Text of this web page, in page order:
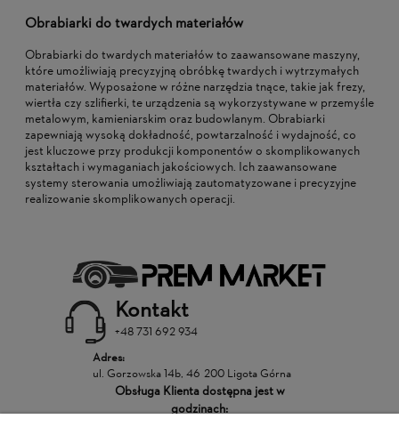
Obrabiarki do twardych materiałów
Obrabiarki do twardych materiałów to zaawansowane maszyny,
które umożliwiają precyzyjną obróbkę twardych i wytrzymałych
materiałów. Wyposażone w różne narzędzia tnące, takie jak frezy,
wiertła czy szlifierki, te urządzenia są wykorzystywane w przemyśle
metalowym, kamieniarskim oraz budowlanym. Obrabiarki
zapewniają wysoką dokładność, powtarzalność i wydajność, co
jest kluczowe przy produkcji komponentów o skomplikowanych
kształtach i wymaganiach jakościowych. Ich zaawansowane
systemy sterowania umożliwiają zautomatyzowane i precyzyjne
realizowanie skomplikowanych operacji.
Kontakt
+48 731 692 934
Adres:
ul. Gorzowska 14b, 46-200 Ligota Górna
Obsługa Klienta dostępna jest w
godzinach: